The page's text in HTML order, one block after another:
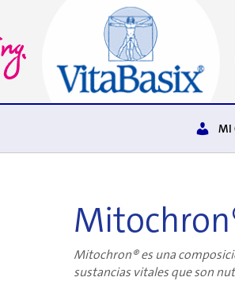
MI
Mitochron® es una
sustancias vitales que son